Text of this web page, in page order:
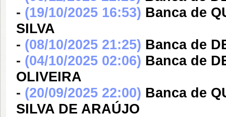
- (19/10/2025 16:53) Banca de
SILVA
- (08/10/2025 21:25) Banca de
- (04/10/2025 02:06) Banca de
OLIVEIRA
- (20/09/2025 22:00) Banca de
SILVA DE ARAÚJO